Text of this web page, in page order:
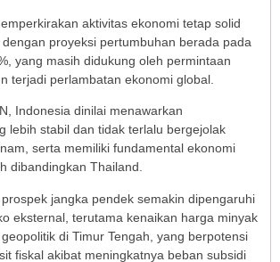
aktivitas ekonomi tetap solid
proyeksi pertumbuhan berada pada
yang masih didukung oleh permintaan
terjadi perlambatan ekonomi global.
Indonesia dinilai menawarkan
lebih stabil dan tidak terlalu bergejolak
serta memiliki fundamental ekonomi
dibandingkan Thailand.
jangka pendek semakin dipengaruhi
eksternal, terutama kenaikan harga minyak
di Timur Tengah, yang berpotensi
fiskal akibat meningkatnya beban subsidi